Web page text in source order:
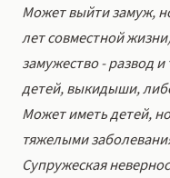
Может выйти замуж,
лет совместной
замужество - развод
детей, выкидыши,
Может иметь детей,
тяжелыми
Супружеская